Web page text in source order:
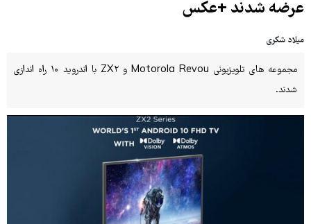
عرضه شدند +عکس
میلاد شکری
مجموعه های تلویزیونی Motorola Revou و ZX۲ با اندروید ۱۰ راه اندازی
شدند.